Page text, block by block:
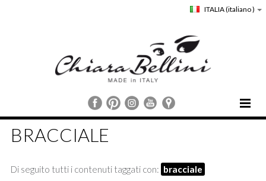
ITALIA(italiano )
HOME
CHIARA BELLINI
COMUNICAZIONE
BRACCIALE
Di seguito tutti i contenuti taggati con: bracciale